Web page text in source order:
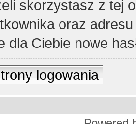
skorzystasz z tej
oraz
dla Ciebie nowe
logowania